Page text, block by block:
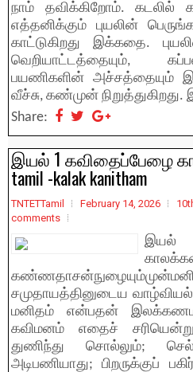
நாம்‌ தவிக்கிறோம்‌. கடலில்‌
எத்தனிக்கும்‌ புயலின்‌
காட்டுகிறது இக்கதை.
வெறியாட்டத்தையும்‌,
பயணிகளின்‌ அச்சத்தையும்‌
வீச்சு, கண்முன்‌
Share:
இயல் 1 கவிதைப்பேழை
tamil -kalak kanitham
TNTETTamil February 14, 2026
comments
இயல்
சமுதாயத்தினுடைய
மனிதம்‌ என்பதன்‌
கவிமனம்‌ எதைச்‌
துணிந்து சொல்லும்‌;
அடிபணியாது; பிறருக்குப்‌